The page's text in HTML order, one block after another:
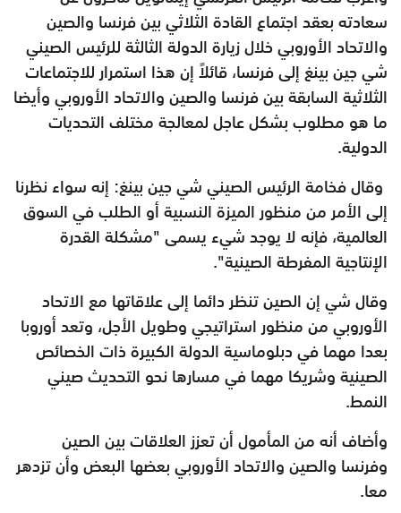
سعادته بعقد اجتماع القادة الثلاثي بين فرنسا والصين
والاتحاد الأوروبي خلال زيارة الدولة الثالثة للرئيس الصيني
شي جين بينغ إلى فرنسا، قائلاً إن هذا استمرار للاجتماعات
الثلاثية السابقة بين فرنسا والصين والاتحاد الأوروبي وأيضا
ما هو مطلوب بشكل عاجل لمعالجة مختلف التحديات
الدولية.
وقال فخامة الرئيس الصيني شي جين بينغ: إنه سواء نظرنا
إلى الأمر من منظور الميزة النسبية أو الطلب في السوق
العالمية، فإنه لا يوجد شيء يسمى "مشكلة القدرة
الإنتاجية المفرطة الصينية".
وقال شي إن الصين تنظر دائما إلى علاقاتها مع الاتحاد
الأوروبي من منظور استراتيجي وطويل الأجل، وتعد أوروبا
بعدا مهما في دبلوماسية الدولة الكبيرة ذات الخصائص
الصينية وشريكا مهما في مسارها نحو التحديث صيني
النمط.
وأضاف أنه من المأمول أن تعزز العلاقات بين الصين
وفرنسا والصين والاتحاد الأوروبي بعضها البعض وأن تزدهر
معا.